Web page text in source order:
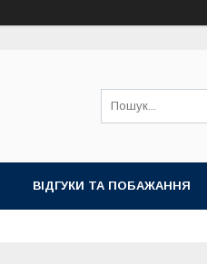
ВІДГУКИ ТА ПОБАЖАННЯ